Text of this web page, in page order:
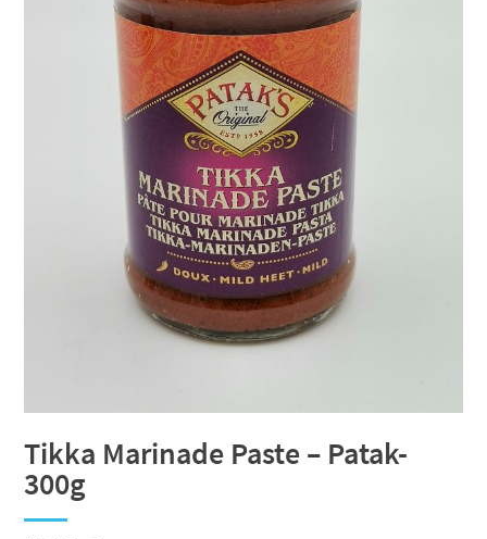
Tikka Marinade Paste – Patak-
300g